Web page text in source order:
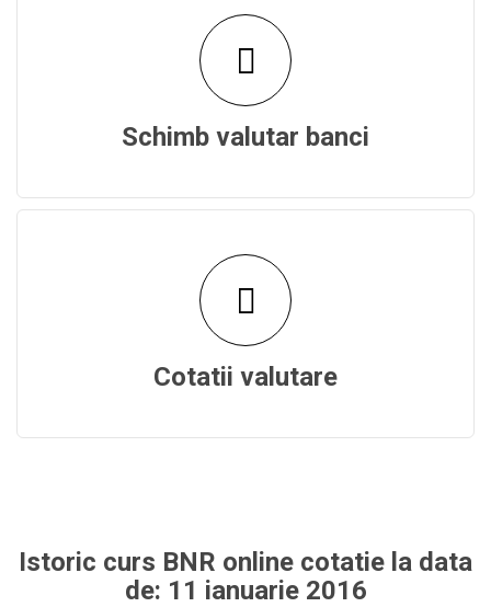
Schimb valutar banci
Cotatii valutare
Istoric curs BNR online cotatie la data
de: 11 ianuarie 2016